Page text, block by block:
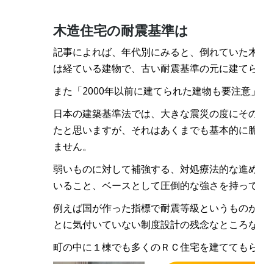
木造住宅の耐震基準は
記事によれば、年代別にみると、倒れてい
は経ている建物で、古い耐震基準の元に建て
また「2000年以前に建てられた建物も要注
日本の建築基準法では、大きな震災の度に
たと思いますが、それはあくまでも基本的
ません。
弱いものに対して補強する、対処療法的な
いること、ベースとして圧倒的な強さを持っ
例えば国が作った指標で耐震等級というも
とに気付いていない制度設計の残念なところ
町の中に１棟でも多くのＲＣ住宅を建てても